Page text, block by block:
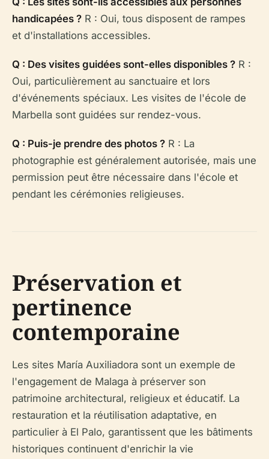
handicapées ? R : Oui, tous disposent de rampes
et d'installations accessibles.
Q : Des visites guidées sont-elles disponibles ? R :
Oui, particulièrement au sanctuaire et lors
d'événements spéciaux. Les visites de l'école de
Marbella sont guidées sur rendez-vous.
Q : Puis-je prendre des photos ? R : La
photographie est généralement autorisée, mais une
permission peut être nécessaire dans l'école et
pendant les cérémonies religieuses.
Préservation et
pertinence
contemporaine
Les sites María Auxiliadora sont un exemple de
l'engagement de Malaga à préserver son
patrimoine architectural, religieux et éducatif. La
restauration et la réutilisation adaptative, en
particulier à El Palo, garantissent que les bâtiments
historiques continuent d'enrichir la vie